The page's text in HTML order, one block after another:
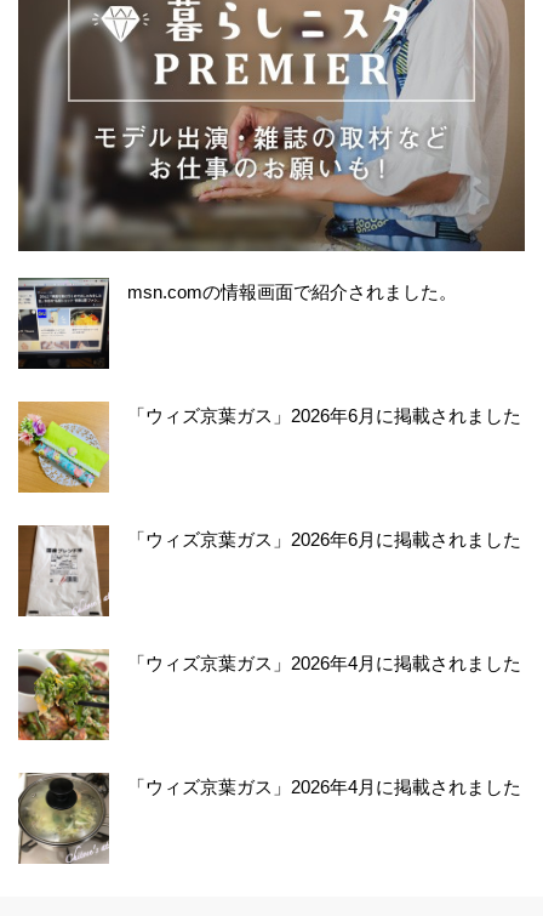
msn.comの情報画面で紹介されました。
「ウィズ京葉ガス」2026年6月に掲載されました
「ウィズ京葉ガス」2026年6月に掲載されました
「ウィズ京葉ガス」2026年4月に掲載されました
「ウィズ京葉ガス」2026年4月に掲載されました